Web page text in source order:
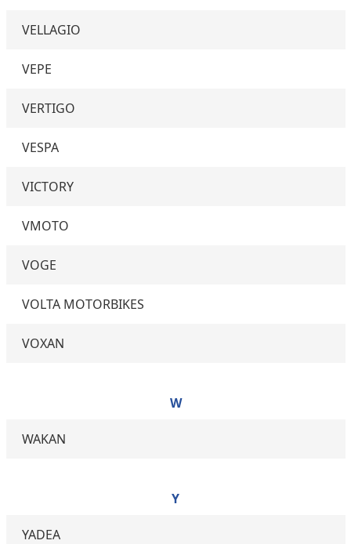
VELLAGIO
VEPE
VERTIGO
VESPA
VICTORY
VMOTO
VOGE
VOLTA MOTORBIKES
VOXAN
W
WAKAN
Y
YADEA